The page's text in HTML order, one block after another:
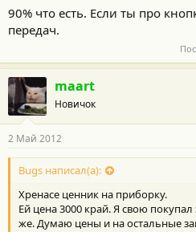
90% что есть. Если ты про
передач.
maart
Новичок
2 Май 2012
Bugs написал(а):
Хренасе ценник на приборку.
Ей цена 3000 край. Я свою
же. Думаю цены и на остальные